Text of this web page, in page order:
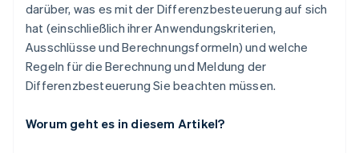
darüber, was es mit der Differenzbesteuerung auf sich
hat (einschließlich ihrer Anwendungskriterien,
Ausschlüsse und Berechnungsformeln) und welche
Regeln für die Berechnung und Meldung der
Differenzbesteuerung Sie beachten müssen.
Worum geht es in diesem Artikel?